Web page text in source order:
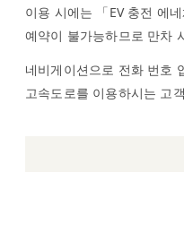
이용 시에는 「EV 충전 에
예약이 불가능하므로 만차
네비게이션으로 전화 번호
고속도로를 이용하시는 고